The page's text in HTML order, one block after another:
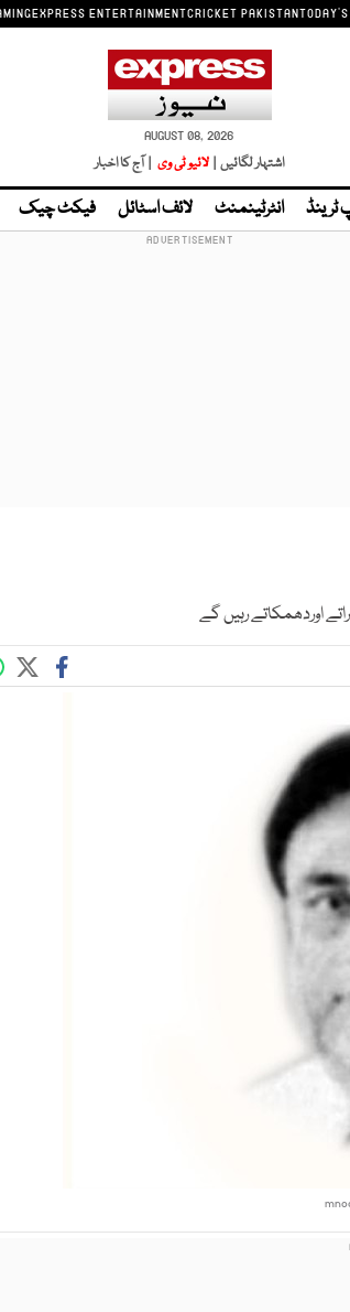
EXPRESS ENTERTAINMENTCRICKET PAKISTAN
AUGUST 08, 2026
اشتہار لگائیں | لائیو ٹی وی | آج کا اخبار
ٹرینڈ انٹرٹینمنٹ لائف اسٹائل فیکٹ چیک
اوردھمکاتے رہیں گے